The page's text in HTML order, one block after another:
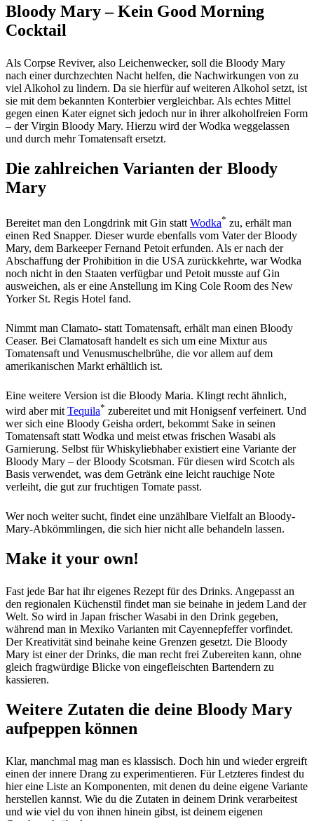
Bloody Mary – Kein Good Morning
Cocktail
Als Corpse Reviver, also Leichenwecker, soll die Bloody Mary
nach einer durchzechten Nacht helfen, die Nachwirkungen von zu
viel Alkohol zu lindern. Da sie hierfür auf weiteren Alkohol setzt, ist
sie mit dem bekannten Konterbier vergleichbar. Als echtes Mittel
gegen einen Kater eignet sich jedoch nur in ihrer alkoholfreien Form
– der Virgin Bloody Mary. Hierzu wird der Wodka weggelassen
und durch mehr Tomatensaft ersetzt.
Die zahlreichen Varianten der Bloody
Mary
Bereitet man den Longdrink mit Gin statt Wodka* zu, erhält man
einen Red Snapper. Dieser wurde ebenfalls vom Vater der Bloody
Mary, dem Barkeeper Fernand Petoit erfunden. Als er nach der
Abschaffung der Prohibition in die USA zurückkehrte, war Wodka
noch nicht in den Staaten verfügbar und Petoit musste auf Gin
ausweichen, als er eine Anstellung im King Cole Room des New
Yorker St. Regis Hotel fand.
Nimmt man Clamato- statt Tomatensaft, erhält man einen Bloody
Ceaser. Bei Clamatosaft handelt es sich um eine Mixtur aus
Tomatensaft und Venusmuschelbrühe, die vor allem auf dem
amerikanischen Markt erhältlich ist.
Eine weitere Version ist die Bloody Maria. Klingt recht ähnlich,
wird aber mitTequila* zubereitet und mit Honigsenf verfeinert. Und
wer sich eine Bloody Geisha ordert, bekommt Sake in seinen
Tomatensaft statt Wodka und meist etwas frischen Wasabi als
Garnierung. Selbst für Whiskyliebhaber existiert eine Variante der
Bloody Mary – der Bloody Scotsman. Für diesen wird Scotch als
Basis verwendet, was dem Getränk eine leicht rauchige Note
verleiht, die gut zur fruchtigen Tomate passt.
Wer noch weiter sucht, findet eine unzählbare Vielfalt an Bloody-
Mary-Abkömmlingen, die sich hier nicht alle behandeln lassen.
Make it your own!
Fast jede Bar hat ihr eigenes Rezept für des Drinks. Angepasst an
den regionalen Küchenstil findet man sie beinahe in jedem Land der
Welt. So wird in Japan frischer Wasabi in den Drink gegeben,
während man in Mexiko Varianten mit Cayennepfeffer vorfindet.
Der Kreativität sind beinahe keine Grenzen gesetzt. Die Bloody
Mary ist einer der Drinks, die man recht frei Zubereiten kann, ohne
gleich fragwürdige Blicke von eingefleischten Bartendern zu
kassieren.
Weitere Zutaten die deine Bloody Mary
aufpeppen können
Klar, manchmal mag man es klassisch. Doch hin und wieder ergreift
einen der innere Drang zu experimentieren. Für Letzteres findest du
hier eine Liste an Komponenten, mit denen du deine eigene Variante
herstellen kannst. Wie du die Zutaten in deinem Drink verarbeitest
und wie viel du von ihnen hinein gibst, ist deinem eigenen